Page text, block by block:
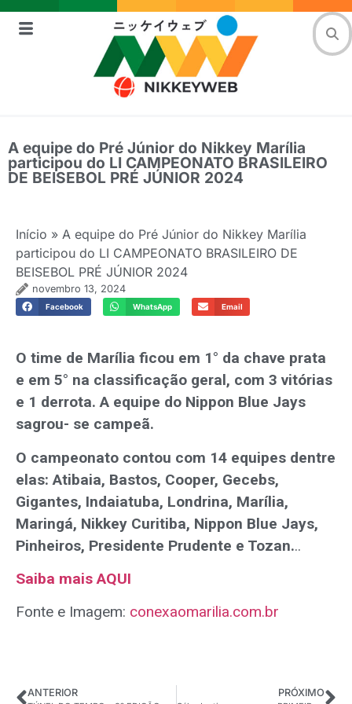
A equipe do Pré Júnior do Nikkey Marília
participou do LI CAMPEONATO BRASILEIRO
DE BEISEBOL PRÉ JÚNIOR 2024
Início » A equipe do Pré Júnior do Nikkey Marília
participou do LI CAMPEONATO BRASILEIRO DE
BEISEBOL PRÉ JÚNIOR 2024
novembro 13, 2024
Facebook WhatsApp Email
O time de Marília ficou em 1° da chave prata
e em 5° na classificação geral, com 3 vitórias
e 1 derrota. A equipe do Nippon Blue Jays
sagrou- se campeã.
O campeonato contou com 14 equipes dentre
elas: Atibaia, Bastos, Cooper, Gecebs,
Gigantes, Indaiatuba, Londrina, Marília,
Maringá, Nikkey Curitiba, Nippon Blue Jays,
Pinheiros, Presidente Prudente e Tozan...
Saiba mais AQUI
Fonte e Imagem: conexaomarilia.com.br
ANTERIOR PRÓXIMO